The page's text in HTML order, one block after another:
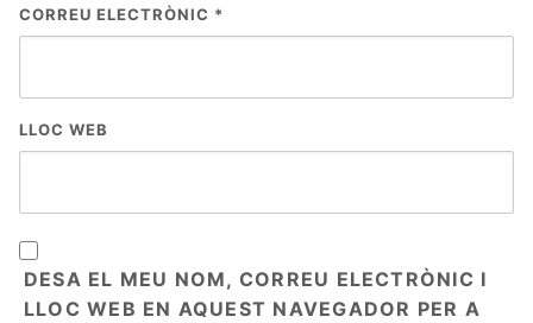
CORREU ELECTRÒNIC *
LLOC WEB
DESA EL MEU NOM, CORREU ELECTRÒNIC I
LLOC WEB EN AQUEST NAVEGADOR PER A